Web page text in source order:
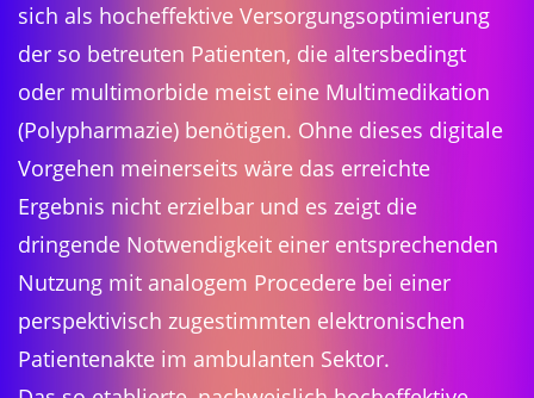
sich als hocheffektive Versorgungsoptimierung
der so betreuten Patienten, die altersbedingt
oder multimorbide meist eine Multimedikation
(Polypharmazie) benötigen. Ohne dieses digitale
Vorgehen meinerseits wäre das erreichte
Ergebnis nicht erzielbar und es zeigt die
dringende Notwendigkeit einer entsprechenden
Nutzung mit analogem Procedere bei einer
perspektivisch zugestimmten elektronischen
Patientenakte im ambulanten Sektor.